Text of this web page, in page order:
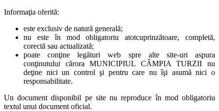
Informaţia oferită:
este exclusiv de natură generală;
nu este în mod obligatoriu atotcuprinzătoare, completă,
corectă sau actualizată;
poate conţine legături web spre alte site-uri aspura
conţinutului cărora MUNICIPIUL CÂMPIA TURZII nu
deţine nici un control şi pentru care nu îşi asumă nici o
responsabilitate.
Un document disponibil pe site nu reproduce în mod obligatoriu
textul unui document oficial.